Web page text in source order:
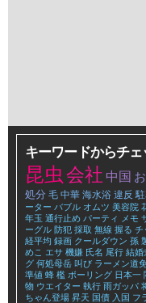
キーワードからチ
昆虫 会社 中国
処分 毛 中華 海水浴 違反
ーター バブル オムツ 美容院
年玉 通行止め パーティ メモ
ーグル 防犯 採取 無線 握る チ
経平均 録画 クールダウン 孫
めこ エサ 機嫌 氏名 尾行 結婚
グ 何処母岳 叫び ラーメン道
準値 蜂 檻 ボーリング 日本一
物 ウエイター 執行 雨ガッパ
ちゃん登場 昇天 国債 入国 フ